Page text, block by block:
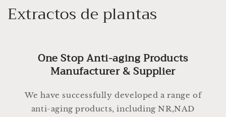
C
Extractos de plantas
One Stop Anti-aging Products
Manufacturer & Supplier
We have successfully developed a range of
anti-aging products, including NR,NAD